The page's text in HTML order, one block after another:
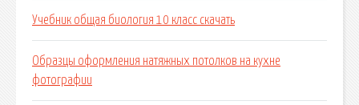
Учебник общая биология 10 класс скачать
Образцы оформления натяжных потолков на кухне
фотографии